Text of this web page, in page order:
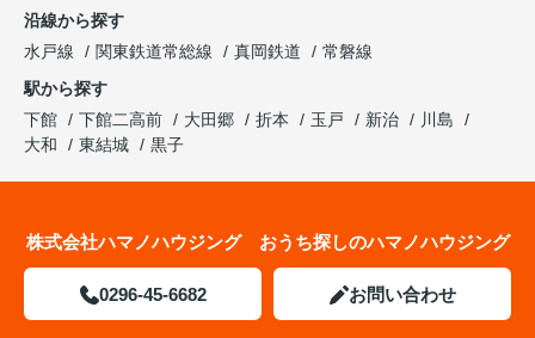
沿線から探す
水戸線
関東鉄道常総線 真岡鉄道
常磐線
駅から探す
下館
下館二高前 大田郷 折本 玉戸 新治
川島
大和
東結城 黒子
株式会社ハマノハウジング おうち探しのハマノハウジング
0296-45-6682 お問い合わせ